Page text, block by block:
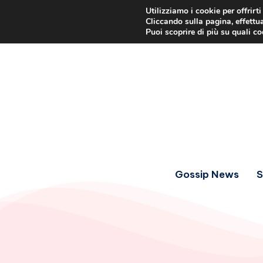
Gossip News
Utilizziamo i cookie per
Cliccando sulla pagina,
Puoi scoprire di più su quali